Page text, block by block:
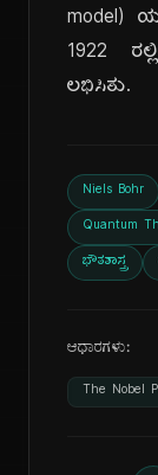
model)
1922
ಲಭಿಸಿತು.
Niels Bohr
Quantum
ಭೌತಶಾಸ್ತ್ರ
ಆಧಾರಗಳು:
The Nobel